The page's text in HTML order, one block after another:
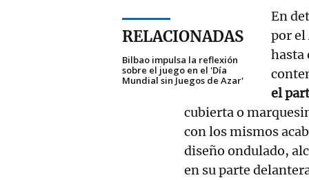
RELACIONADAS
Bilbao impulsa la reflexión
sobre el juego en el 'Día
Mundial sin Juegos de Azar'
En
por el
hasta
el
cubierta o
con los mismos
diseño ondulado,
en su parte